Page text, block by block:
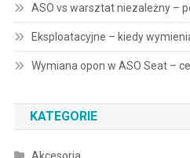
ASO vs warsztat niezależny –
Eksploatacyjne – kiedy
Wymiana opon w ASO Seat –
KATEGORIE
Akcesoria